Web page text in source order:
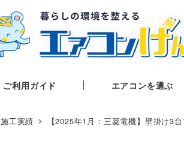
ご利用ガイド エアコンを選ぶ
施工実績 【2025年1月：三菱電機】壁掛け3